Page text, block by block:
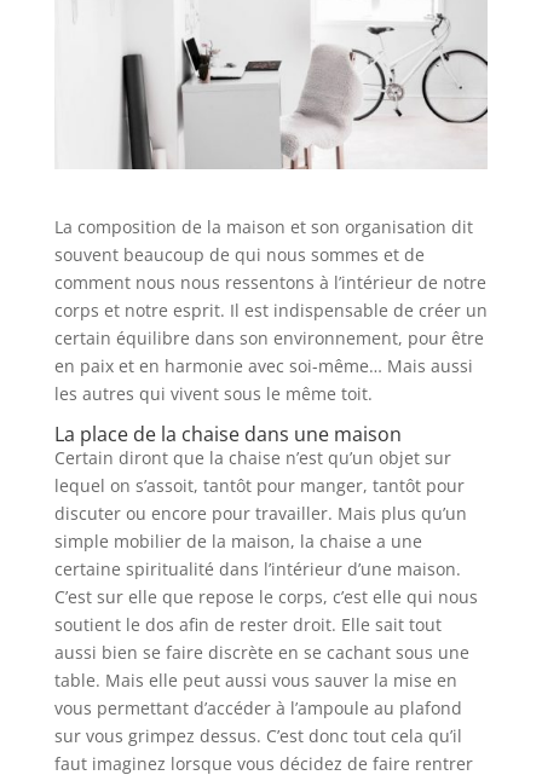
La composition de la maison et son organisation dit
souvent beaucoup de qui nous sommes et de
comment nous nous ressentons à l’intérieur de notre
corps et notre esprit. Il est indispensable de créer un
certain équilibre dans son environnement, pour être
en paix et en harmonie avec soi-même… Mais aussi
les autres qui vivent sous le même toit.
La place de la chaise dans une maison
Certain diront que la chaise n’est qu’un objet sur
lequel on s’assoit, tantôt pour manger, tantôt pour
discuter ou encore pour travailler. Mais plus qu’un
simple mobilier de la maison, la chaise a une
certaine spiritualité dans l’intérieur d’une maison.
C’est sur elle que repose le corps, c’est elle qui nous
soutient le dos afin de rester droit. Elle sait tout
aussi bien se faire discrète en se cachant sous une
table. Mais elle peut aussi vous sauver la mise en
vous permettant d’accéder à l’ampoule au plafond
sur vous grimpez dessus. C’est donc tout cela qu’il
faut imaginez lorsque vous décidez de faire rentrer